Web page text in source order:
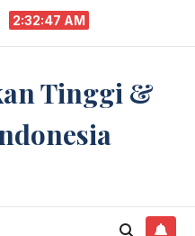
2:32:47 AM
Tinggi &